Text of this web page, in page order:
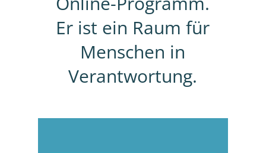
Er ist ein Raum für
Menschen in
Verantwortung.